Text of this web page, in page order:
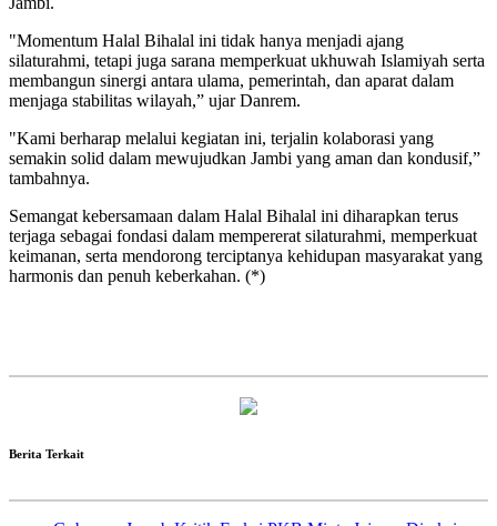
"Momentum Halal Bihalal ini tidak hanya menjadi ajang
silaturahmi, tetapi juga sarana memperkuat ukhuwah Islamiyah serta
membangun sinergi antara ulama, pemerintah, dan aparat dalam
menjaga stabilitas wilayah,” ujar Danrem.
"Kami berharap melalui kegiatan ini, terjalin kolaborasi yang
semakin solid dalam mewujudkan Jambi yang aman dan kondusif,”
tambahnya.
Semangat kebersamaan dalam Halal Bihalal ini diharapkan terus
terjaga sebagai fondasi dalam mempererat silaturahmi, memperkuat
keimanan, serta mendorong terciptanya kehidupan masyarakat yang
harmonis dan penuh keberkahan. (*)
Berita Terkait